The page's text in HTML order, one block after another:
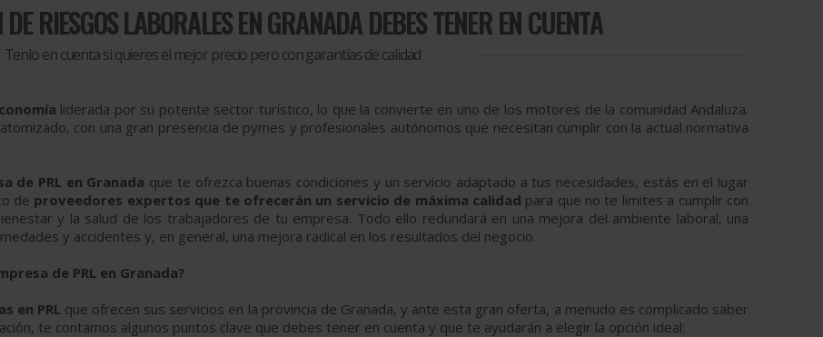
RIESGOS LABORALES EN GRANADA DEBES TENER EN CUENTA
Tenlo en cuenta si quieres el mejor precio pero con garantías de calidad
liderada por su potente sector turístico, lo que la convierte en uno de los motores de la comunidad Andaluza.
con una gran presencia de pymes y profesionales autónomos que necesitan cumplir con la actual normativa
de PRL en Granada que te ofrezca buenas condiciones y un servicio adaptado a tus necesidades, estás en el lugar
de proveedores expertos que te ofrecerán un servicio de máxima calidad para que no te limites a cumplir con
y la salud de los trabajadores de tu empresa. Todo ello redundará en una mejora del ambiente laboral, una
y accidentes y, en general, una mejora radical en los resultados del negocio.
de PRL en Granada?
en PRL que ofrecen sus servicios en la provincia de Granada, y ante esta gran oferta, a menudo es complicado saber
te contamos algunos puntos clave que debes tener en cuenta y que te ayudarán a elegir la opción ideal: